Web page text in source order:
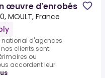
œuvre d'enrobés
MOULT, France
national d'agences
clients sont
ou
accordent leur